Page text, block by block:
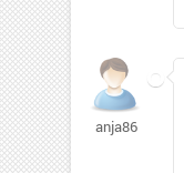
anja86